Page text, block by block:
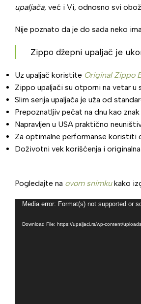
upaljača, već i Vi, odnosno svi
Nije poznato da je do sada neko
Zippo džepni upaljač je
Uz upaljač koristite Original Zippo
Zippo upaljači su otporni na vetar u
Slim serija upaljača je uža od
Prepoznatljiv pečat na dnu kao
Napravljen u USA praktično
Za optimalne performanse koristiti
Doživotni vek korišćenja i
Pogledajte na ovom snimkukako
Video
Media error: Format(s) not supported or
Download File: https://upaljaci.rs/wp-content/